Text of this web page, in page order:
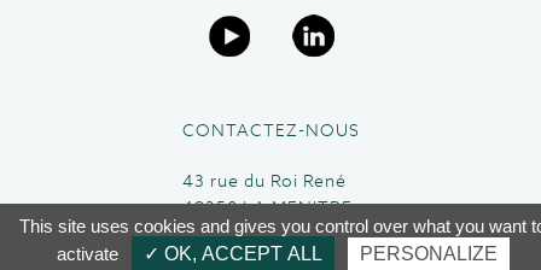
CONTACTEZ-NOUS
43 rue du Roi René
49250 LA MENITRE
02 41 45 63 95
This site uses cookies and gives you control over what you want
activate
✓ OK, ACCEPT ALL PERSONALIZE